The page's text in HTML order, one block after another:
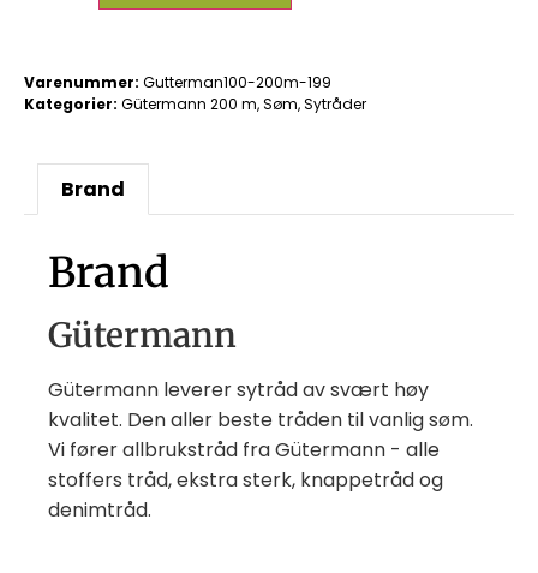
Varenummer: Gutterman100-200m-199
Kategorier: Gütermann 200 m,Søm,Sytråder
Brand
Brand
Gütermann
Gütermann leverer sytråd av svært høy
kvalitet. Den aller beste tråden til vanlig søm.
Vi fører allbrukstråd fra Gütermann - alle
stoffers tråd, ekstra sterk, knappetråd og
denimtråd.